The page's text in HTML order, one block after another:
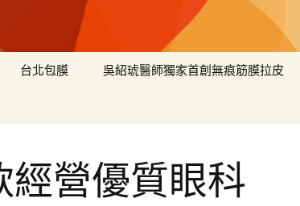
台北包膜 吳紹琥醫師獨家首創無痕筋膜拉皮
經營優質眼科